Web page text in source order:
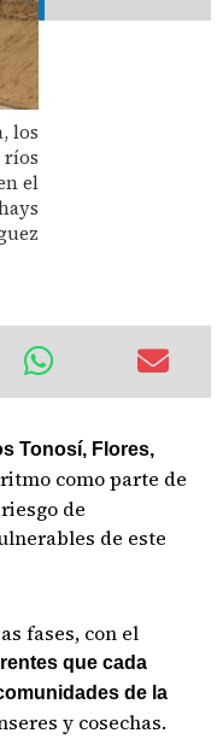
los
ríos
el
Tonosí, Flores,
como parte de
de
de este
fases, con el
que cada
de la
y cosechas.